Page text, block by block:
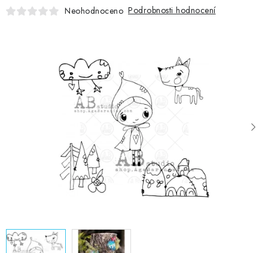
FOTORECENZE
MOJE OBJEDNÁVKA
Kontakty Moje objednávka
Oblíbené ♥️
Hodnocení obchodu
Obchodní podmínky
Ověřování recenzí
Neohodnoceno Podrobnosti hodnocení